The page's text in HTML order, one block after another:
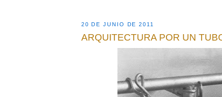
20 DE JUNIO DE 2011
ARQUITECTURA POR UN